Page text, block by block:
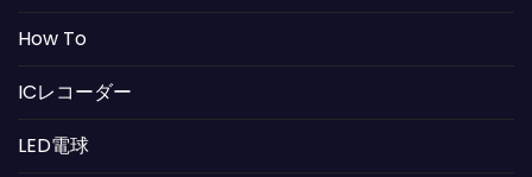
How To
ICレコーダー
LED電球